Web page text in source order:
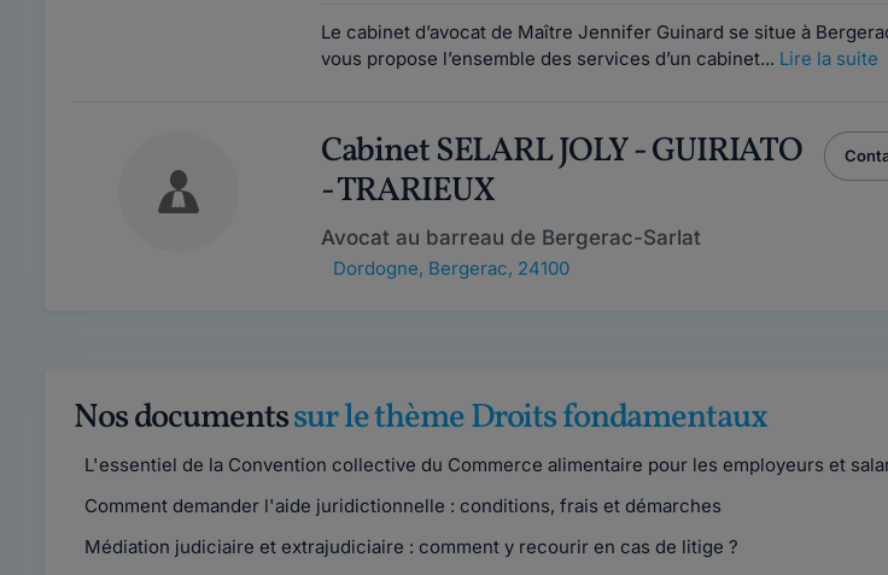
Le cabinet d’avocat de Maître Jennifer Guinard se situe à
vous propose l’ensemble des services d’un cabinet... Lire la suite
Cabinet SELARL JOLY - GUIRIATO
- TRARIEUX
Avocat au barreau de Bergerac-Sarlat
Dordogne, Bergerac, 24100
Nos documentssur le thème Droits fondamentaux
L'essentiel de la Convention collective du Commerce alimentaire pour les employeurs et
Comment demander l'aide juridictionnelle : conditions, frais et démarches
Médiation judiciaire et extrajudiciaire : comment y recourir en cas de litige ?